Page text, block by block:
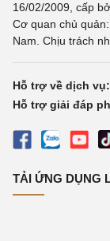
16/02/2009, cấp
Cơ quan chủ
Nam. Chịu trách
Hỗ trợ về dịch vụ:
Hỗ trợ giải đáp
TẢI ỨNG DỤNG